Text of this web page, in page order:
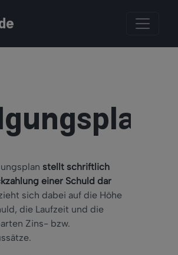
stellt schriftlich
einer Schuld dar
sich dabei auf die Höhe
die Laufzeit und die
Zins- bzw.